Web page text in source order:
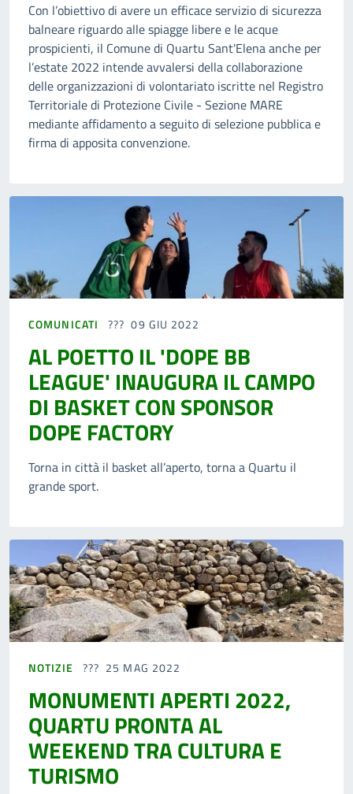
Con l’obiettivo di avere un efficace servizio di sicurezza
balneare riguardo alle spiagge libere e le acque
prospicienti, il Comune di Quartu Sant'Elena anche per
l’estate 2022 intende avvalersi della collaborazione
delle organizzazioni di volontariato iscritte nel Registro
Territoriale di Protezione Civile - Sezione MARE
mediante affidamento a seguito di selezione pubblica e
firma di apposita convenzione.
COMUNICATI 09 GIU 2022
AL POETTO IL 'DOPE BB
LEAGUE' INAUGURA IL CAMPO
DI BASKET CON SPONSOR
DOPE FACTORY
Torna in città il basket all’aperto, torna a Quartu il
grande sport.
NOTIZIE 25 MAG 2022
MONUMENTI APERTI 2022,
QUARTU PRONTA AL
WEEKEND TRA CULTURA E
TURISMO